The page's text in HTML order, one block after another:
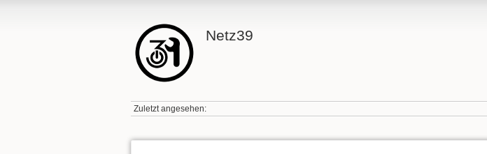
Netz39
Zuletzt angesehen: